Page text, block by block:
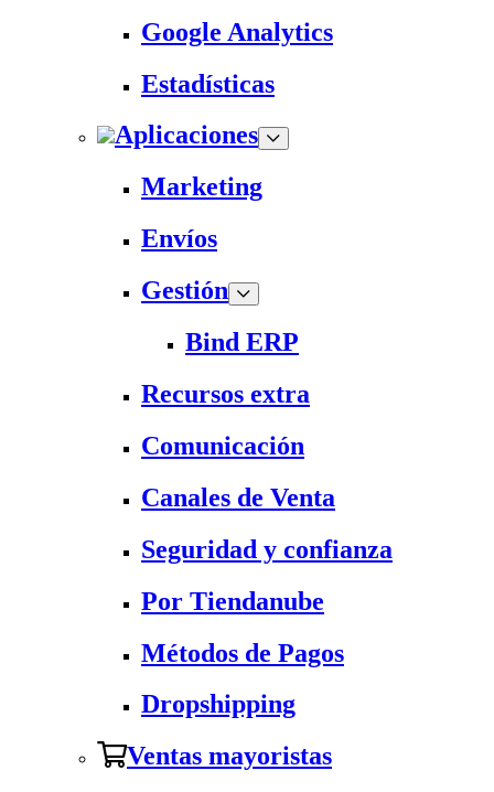
Google Analytics
Estadísticas
Aplicaciones
Marketing
Envíos
Gestión
Bind ERP
Recursos extra
Comunicación
Canales de Venta
Seguridad y confianza
Por Tiendanube
Métodos de Pagos
Dropshipping
Ventas mayoristas